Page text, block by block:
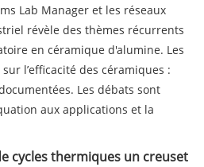
Lab Manager et les réseaux
révèle des thèmes récurrents
en céramique d'alumine. Les
l’efficacité des céramiques :
Les débats sont
aux applications et la
cycles thermiques un creuset